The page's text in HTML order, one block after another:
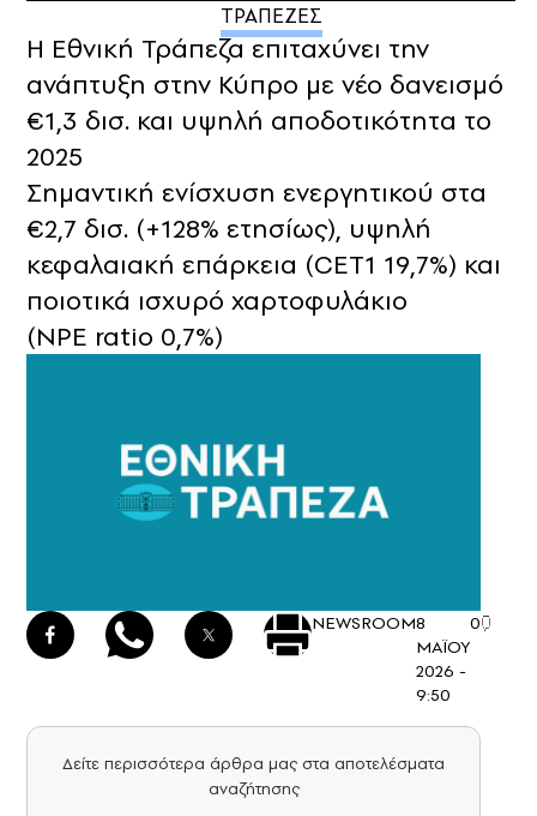
ΤΡΑΠΕΖΕΣ
Η Εθνική Τράπεζα επιταχύνει την
ανάπτυξη στην Κύπρο με νέο δανεισμό
€1,3 δισ. και υψηλή αποδοτικότητα το
2025
Σημαντική ενίσχυση ενεργητικού στα
€2,7 δισ. (+128% ετησίως), υψηλή
κεφαλαιακή επάρκεια (CET1 19,7%) και
ποιοτικά ισχυρό χαρτοφυλάκιο
(NPE ratio 0,7%)
NEWSROOM8
ΜΑΪΟΥ
2026 -
9:50
0
Δείτε περισσότερα άρθρα μας στα αποτελέσματα
αναζήτησης